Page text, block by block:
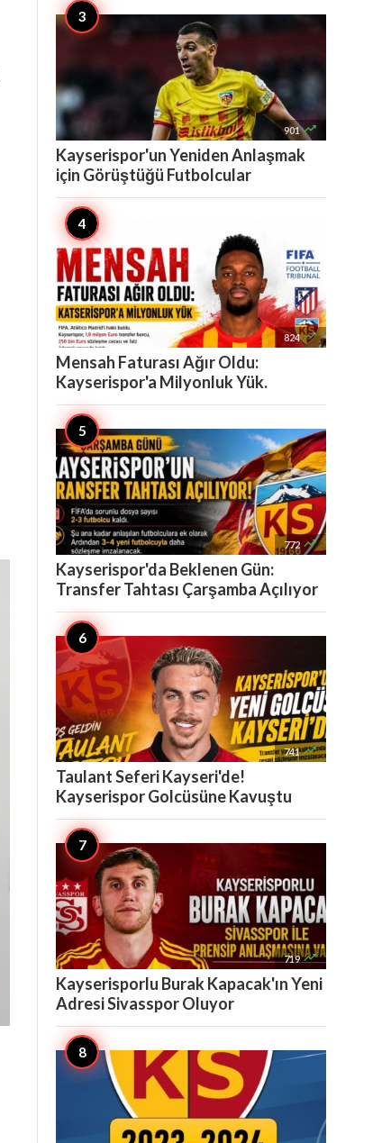
901 
Kayserispor'un Yeniden Anlaşmak
için Görüştüğü Futbolcular
824 
Mensah Faturası Ağır Oldu:
Kayserispor'a Milyonluk Yük.
772 
Kayserispor'da Beklenen Gün:
Transfer Tahtası Çarşamba Açılıyor
741 
Taulant Seferi Kayseri'de!
Kayserispor Golcüsüne Kavuştu
719 
Kayserisporlu Burak Kapacak'ın Yeni
Adresi Sivasspor Oluyor